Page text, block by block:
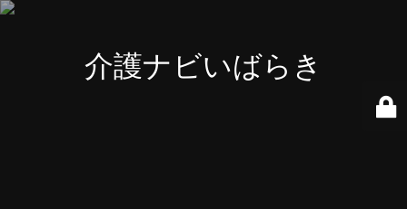
介護ナビいばらき